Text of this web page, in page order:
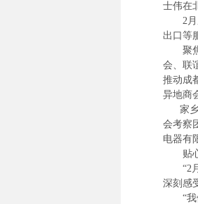
士伟在
2月底
出口等
聚焦
会、联
推动成
异地商
家乡
会考察
电器有
贴心
“2月
深刻感
“我们